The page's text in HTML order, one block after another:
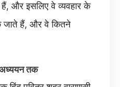
हैं, और इसलिए वे व्यवहार के
हैं, और वे कितने
अध्ययन तक